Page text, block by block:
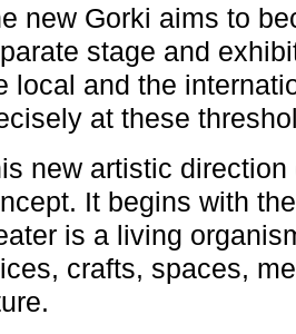
new Gorki aims to
stage and
local and the
at these
new artistic
It begins with
is a living
crafts, spaces,